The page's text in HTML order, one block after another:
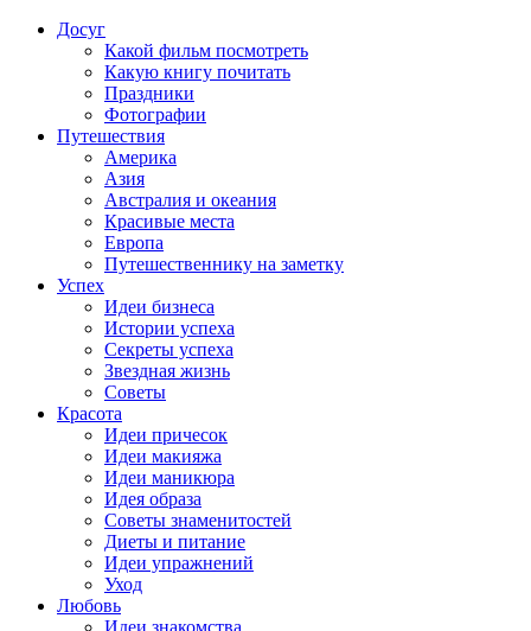
Досуг
Какой фильм посмотреть
Какую книгу почитать
Праздники
Фотографии
Путешествия
Америка
Азия
Австралия и океания
Красивые места
Европа
Путешественнику на заметку
Успех
Идеи бизнеса
Истории успеха
Секреты успеха
Звездная жизнь
Советы
Красота
Идеи причесок
Идеи макияжа
Идеи маникюра
Идея образа
Советы знаменитостей
Диеты и питание
Идеи упражнений
Уход
Любовь
Идеи знакомства